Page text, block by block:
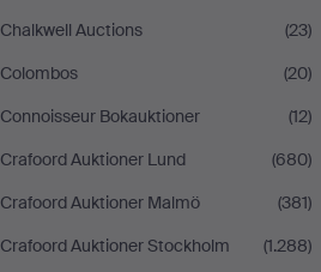
Chalkwell Auctions
(23)
Colombos
(20)
Connoisseur Bokauktioner
(12)
Crafoord Auktioner Lund
(680)
Crafoord Auktioner Malmö
(381)
Crafoord Auktioner Stockholm
(1.288)